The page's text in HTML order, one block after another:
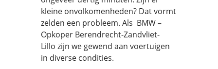
kleine onvolkomenheden? Dat vormt
zelden een probleem. Als BMW –
Opkoper Berendrecht-Zandvliet-
Lillo zijn we gewend aan voertuigen
in diverse condities.